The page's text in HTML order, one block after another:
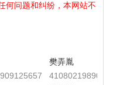
何问题和纠纷，本网站不
樊弄胤